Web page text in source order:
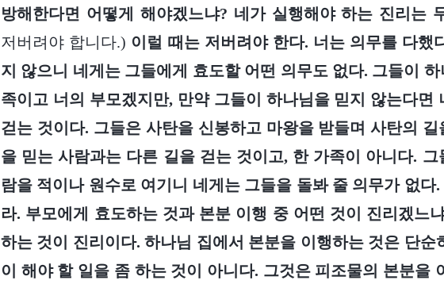
방해한다면 어떻게 해야겠느냐? 네가 실행해야 하는 진리는
저버려야 합니다.) 이럴 때는 저버려야 한다. 너는 의무를 다했
지 않으니 네게는 그들에게 효도할 어떤 의무도 없다. 그들이
족이고 너의 부모겠지만, 만약 그들이 하나님을 믿지 않는다면
걷는 것이다. 그들은 사탄을 신봉하고 마왕을 받들며 사탄의
을 믿는 사람과는 다른 길을 걷는 것이고, 한 가족이 아니다.
람을 적이나 원수로 여기니 네게는 그들을 돌봐 줄 의무가 없다
라. 부모에게 효도하는 것과 본분 이행 중 어떤 것이 진리겠느
하는 것이 진리이다. 하나님 집에서 본분을 이행하는 것은 단순
이 해야 할 일을 좀 하는 것이 아니다. 그것은 피조물의 본분을